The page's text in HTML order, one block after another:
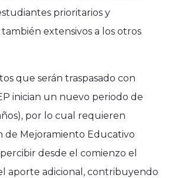
prioritarios y
extensivos a los otros
que serán traspasado con
inician un nuevo periodo de
por lo cual requieren
de Mejoramiento Educativo
desde el comienzo el
aporte adicional, contribuyendo